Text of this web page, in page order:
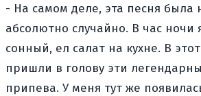
- На самом деле, эта песня была
абсолютно случайно. В час ночи
сонный, ел салат на кухне. В
пришли в голову эти
припева. У меня тут же